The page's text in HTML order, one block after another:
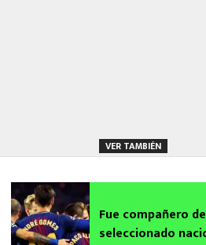
VER TAMBIÉN
Fue compañero
seleccionado